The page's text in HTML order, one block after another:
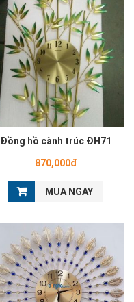
Đồng hồ cành trúc ĐH71
870,000đ
MUA NGAY